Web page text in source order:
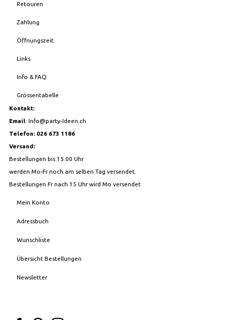
Retouren
Zahlung
Öffnungszeit
Links
Info & FAQ
Grössentabelle
Kontakt:
Email: Info@party-Ideen.ch
Telefon: 026 673 1186
Versand:
Bestellungen bis 15.00 Uhr
werden Mo-Fr noch am selben Tag versendet.
Bestellungen Fr nach 15 Uhr wird Mo versendet
Mein Konto
Adressbuch
Wunschliste
Übersicht Bestellungen
Newsletter